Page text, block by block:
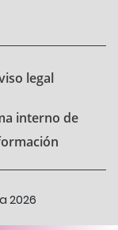
legal
interno de
2026